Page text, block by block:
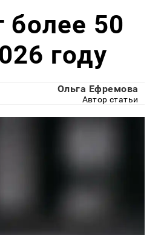
50
году
Ольга Ефремова
Автор статьи